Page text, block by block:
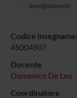
Insegnamenti
Codice
4S004507
Docente
Domenico De Leo
Coordinatore